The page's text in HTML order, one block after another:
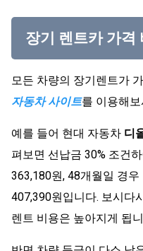
장기 렌트카 가격
모든 차량의 장기렌트가
자동차 사이트를 이용해
예를 들어 현대 자동차 디
펴보면 선납금 30% 조건
363,180원, 48개월일 경
407,390원입니다. 보시다
렌트 비용은 높아지게 됩